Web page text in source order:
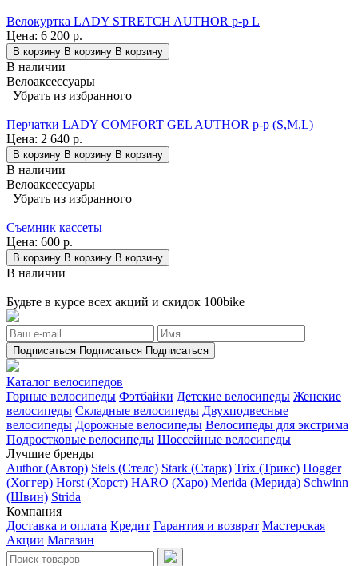
Велокуртка LADY STRETCH AUTHOR р-р L
Цена: 6 200 р.
В корзину В корзину В корзину
В наличии
Велоаксессуары
Убрать из избранного
Перчатки LADY COMFORT GEL AUTHOR p-p (S,M,L)
Цена: 2 640 р.
В корзину В корзину В корзину
В наличии
Велоаксессуары
Убрать из избранного
Съемник кассеты
Цена: 600 р.
В корзину В корзину В корзину
В наличии
Будьте в курсе всех акций и скидок 100bike
Подписаться Подписаться Подписаться
Каталог велосипедов
Горные велосипеды Фэтбайки Детские велосипеды Женские
велосипеды Складные велосипеды Двухподвесные
велосипеды Дорожные велосипеды Велосипеды для экстрима
Подростковые велосипеды Шоссейные велосипеды
Лучшие бренды
Author (Автор) Stels (Стелс) Stark (Старк) Trix (Трикс) Hogger
(Хоггер) Horst (Хорст) HARO (Харо) Merida (Мерида) Schwinn
(Швин) Strida
Компания
Доставка и оплата Кредит Гарантия и возврат Мастерская
Акции Магазин